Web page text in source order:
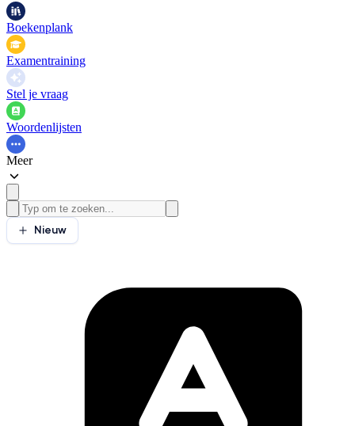
Boekenplank
Examentraining
Stel je vraag
Woordenlijsten
Meer
Nieuw